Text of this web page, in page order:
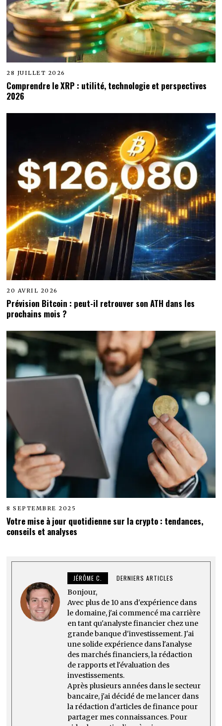
28 JUILLET 2026
Comprendre le XRP : utilité, technologie et perspectives
2026
20 AVRIL 2026
Prévision Bitcoin : peut-il retrouver son ATH dans les
prochains mois ?
8 SEPTEMBRE 2025
Votre mise à jour quotidienne sur la crypto : tendances,
conseils et analyses
JÉRÔME C. DERNIERS ARTICLES
Bonjour,
Avec plus de 10 ans d'expérience dans
le domaine, j'ai commencé ma carrière
en tant qu'analyste financier chez une
grande banque d'investissement. J'ai
une solide expérience dans l'analyse
des marchés financiers, la rédaction
de rapports et l'évaluation des
investissements.
Après plusieurs années dans le secteur
bancaire, j'ai décidé de me lancer dans
la rédaction d'articles de finance pour
partager mes connaissances. Pour